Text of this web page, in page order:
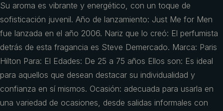
Su aroma es vibrante y energético, con un toque de
sofisticación juvenil. Año de lanzamiento: Just Me for Men
fue lanzada en el año 2006. Nariz que lo creó: El perfumista
detrás de esta fragancia es Steve Demercado. Marca: Paris
Hilton Para: El Edades: De 25 a 75 años Ellos son: Es ideal
para aquellos que desean destacar su individualidad y
confianza en sí mismos. Ocasión: adecuada para usarla en
una variedad de ocasiones, desde salidas informales con